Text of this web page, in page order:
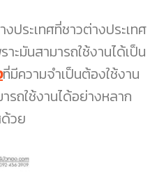
งประเทศที่ชาวต่างประเทศ
ะมันสามารถใช้งานได้เป็น
ที่มีความจำเป็นต้องใช้งาน
รถใช้งานได้อย่างหลาก
วย